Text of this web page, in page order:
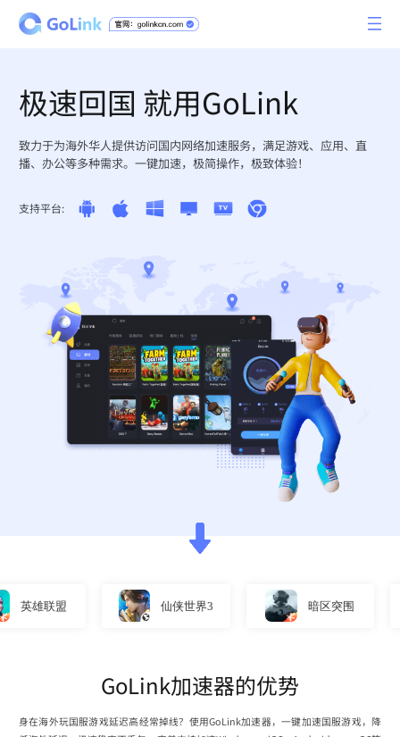
极速回国 就用GoLink
致力于为海外华人提供访问国内网络加速服务，满足游戏、应用、直
播、办公等多种需求。一键加速，极简操作，极致体验！
支持平台:
雄联盟 仙侠世界3 暗区突围
GoLink加速器的优势
身在海外玩国服游戏延迟高经常掉线？使用GoLink加速器，一键加速国服游戏，降